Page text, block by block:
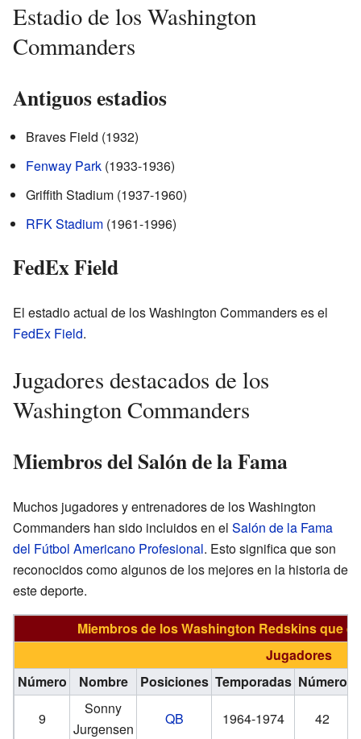
Estadio de los Washington
Commanders
Antiguos estadios
Braves Field (1932)
Fenway Park (1933-1936)
Griffith Stadium (1937-1960)
RFK Stadium (1961-1996)
FedEx Field
El estadio actual de los Washington Commanders es el
FedEx Field.
Jugadores destacados de los
Washington Commanders
Miembros del Salón de la Fama
Muchos jugadores y entrenadores de los Washington
Commanders han sido incluidos en el Salón de la Fama
del Fútbol Americano Profesional. Esto significa que son
reconocidos como algunos de los mejores en la historia de
este deporte.
Miembros de los Washington Redskins que
Jugadores
Número
Nombre Posiciones Temporadas Número
9
Sonny
Jurgensen
QB 1964-1974 42